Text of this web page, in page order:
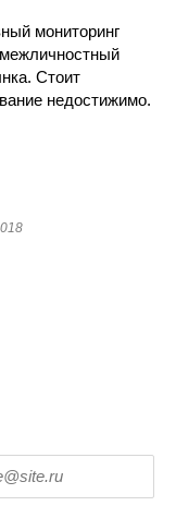
мониторинг
Стоит
недостижимо.